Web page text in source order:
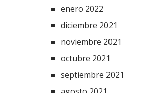
enero 2022
diciembre 2021
noviembre 2021
octubre 2021
septiembre 2021